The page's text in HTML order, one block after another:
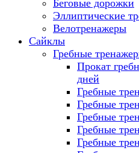
Беговые дорожки
Эллиптические
Велотренажеры
Сайклы
Гребные
Прокат
дней
Гребные
Гребные
Гребные
Гребные
Гребные